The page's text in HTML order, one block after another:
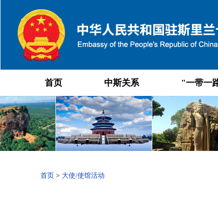
首页 中斯关系 "一带一
首页 > 大使/使馆活动